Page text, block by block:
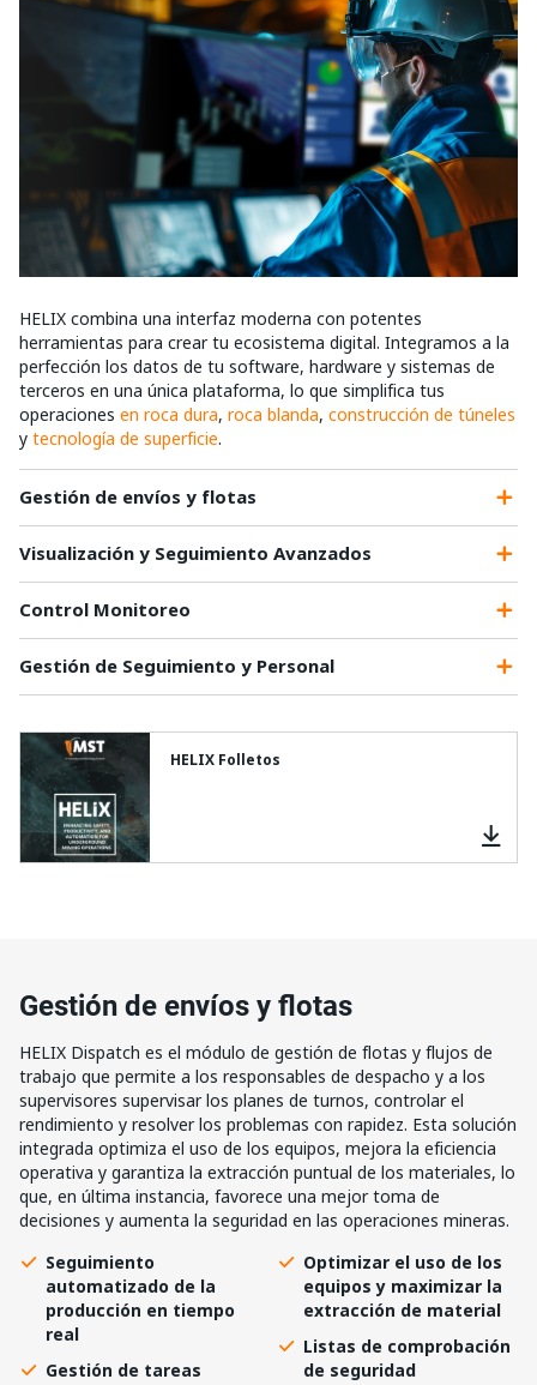
HELIX combina una interfaz moderna con potentes
herramientas para crear tu ecosistema digital. Integramos a la
perfección los datos de tu software, hardware y sistemas de
terceros en una única plataforma, lo que simplifica tus
operaciones en roca dura, roca blanda, construcción de túneles
y tecnología de superficie.
Gestión de envíos y flotas
Visualización y Seguimiento Avanzados
Control Monitoreo
Gestión de Seguimiento y Personal
HELIX Folletos
Gestión de envíos y flotas
HELIX Dispatch es el módulo de gestión de flotas y flujos de
trabajo que permite a los responsables de despacho y a los
supervisores supervisar los planes de turnos, controlar el
rendimiento y resolver los problemas con rapidez. Esta solución
integrada optimiza el uso de los equipos, mejora la eficiencia
operativa y garantiza la extracción puntual de los materiales, lo
que, en última instancia, favorece una mejor toma de
decisiones y aumenta la seguridad en las operaciones mineras.
Seguimiento
automatizado de la
producción en tiempo
real
Gestión de tareas
Optimizar el uso de los
equipos y maximizar la
extracción de material
Listas de comprobación
de seguridad